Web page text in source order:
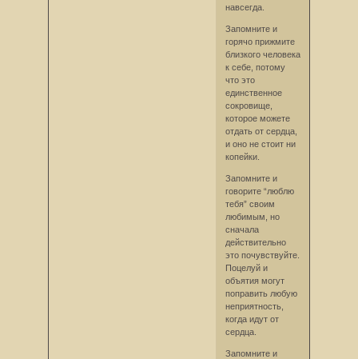
навсегда.
Запомните и
горячо прижмите
близкого человека
к себе, потому
что это
единственное
сокровище,
которое можете
отдать от сердца,
и оно не стоит ни
копейки.
Запомните и
говорите “люблю
тебя” своим
любимым, но
сначала
действительно
это почувствуйте.
Поцелуй и
объятия могут
поправить любую
неприятность,
когда идут от
сердца.
Запомните и